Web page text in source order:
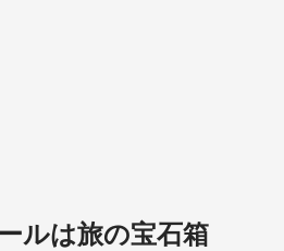
ルは旅の宝石箱